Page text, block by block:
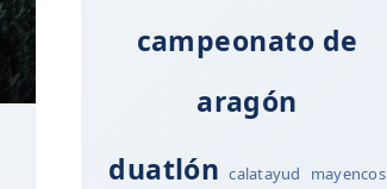
campeonato de
aragón
duatlón calatayud mayencos